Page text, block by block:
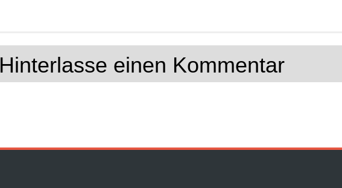
Hinterlasse einen Kommentar